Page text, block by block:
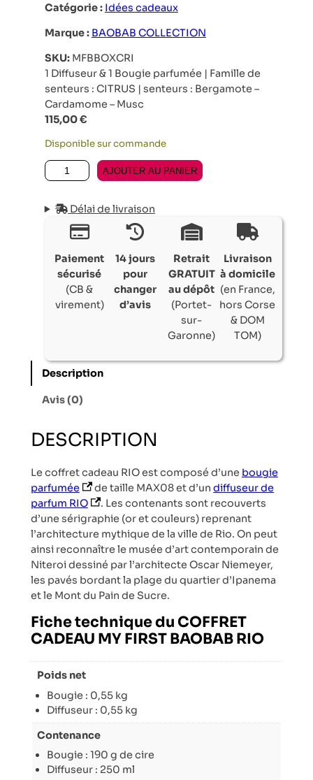
Catégorie : Idées cadeaux
Marque : BAOBAB COLLECTION
SKU: MFBBOXCRI
1 Diffuseur & 1 Bougie parfumée | Famille de
senteurs : CITRUS | senteurs : Bergamote –
Cardamome – Musc
115,00€
Disponible sur commande
quantité de COFFRET CADEAU MY FIRST BAOBAB
AJOUTER AU PANIER
Délai de livraison
Paiement
sécurisé
(CB &
virement)
14 jours
pour
changer
d’avis
Retrait
GRATUIT
au dépôt
(Portet-
sur-
Garonne)
Livraison
à domicile
(en France,
hors Corse
& DOM
TOM)
Description
Avis (0)
DESCRIPTION
Le coffret cadeau RIO est composé d’une bougie
parfumée
(s’ouvre dans un nouvel onglet)
de taille MAX08 et d’undiffuseur de
parfum RIO
(s’ouvre dans un nouvel onglet)
. Les contenants sont recouverts
d’une sérigraphie (or et couleurs) reprenant
l’architecture mythique de la ville de Rio. On peut
ainsi reconnaître le musée d’art contemporain de
Niteroi dessiné par l’architecte Oscar Niemeyer,
les pavés bordant la plage du quartier d’Ipanema
et le Mont du Pain de Sucre.
Fiche technique du COFFRET
CADEAU MY FIRST BAOBAB RIO
Poids net
Bougie : 0,55 kg
Diffuseur : 0,55 kg
Contenance
Bougie : 190 g de cire
Diffuseur : 250 ml